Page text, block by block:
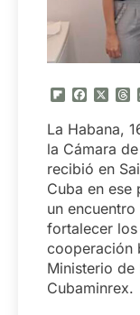
Flipboard
La Habana,
la Cámara
recibió en
Cuba en ese
un
fortalecer
cooperación
Ministerio de
Cubaminrex.